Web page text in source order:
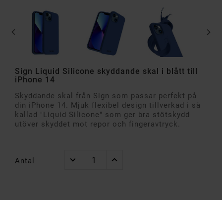
 
Sign Liquid Silicone skyddande skal i blått till
iPhone 14
Skyddande skal från Sign som passar perfekt på
din iPhone 14. Mjuk flexibel design tillverkad i så
kallad "Liquid Silicone" som ger bra stötskydd
utöver skyddet mot repor och fingeravtryck.
Antal